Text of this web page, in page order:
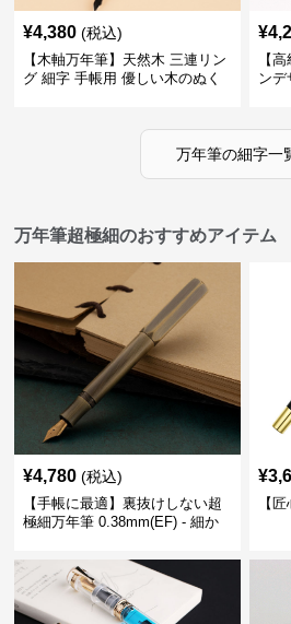
¥4,380 (税込)
【木軸万年筆】天然木 三連リン
グ 細字 手帳用 優しい木のぬく
¥
【
ンデ
万年筆の細字一
万年筆超極細のおすすめアイテム
¥4,780 (税込)
【手帳に最適】裏抜けしない超
極細万年筆 0.38mm(EF) - 細か
¥
【